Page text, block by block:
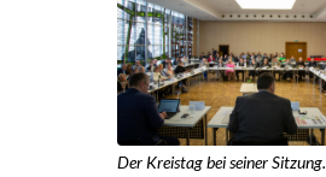
Der Kreistag bei seiner Sitzung.